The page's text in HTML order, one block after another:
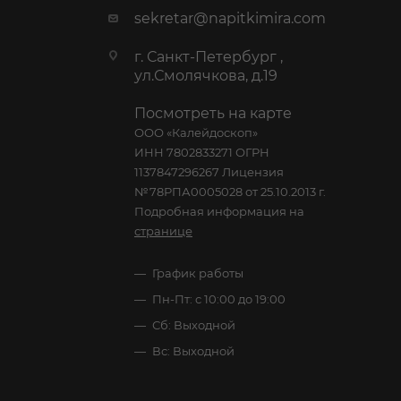
sekretar@napitkimira.com
г. Санкт-Петербург ,
ул.Смолячкова, д.19
Посмотреть на карте
ООО «Калейдоскоп»
ИНН 7802833271 ОГРН
1137847296267 Лицензия
№78РПА0005028 от 25.10.2013 г.
Подробная информация на
странице
График работы
Пн-Пт: с 10:00 до 19:00
Сб: Выходной
Вс: Выходной